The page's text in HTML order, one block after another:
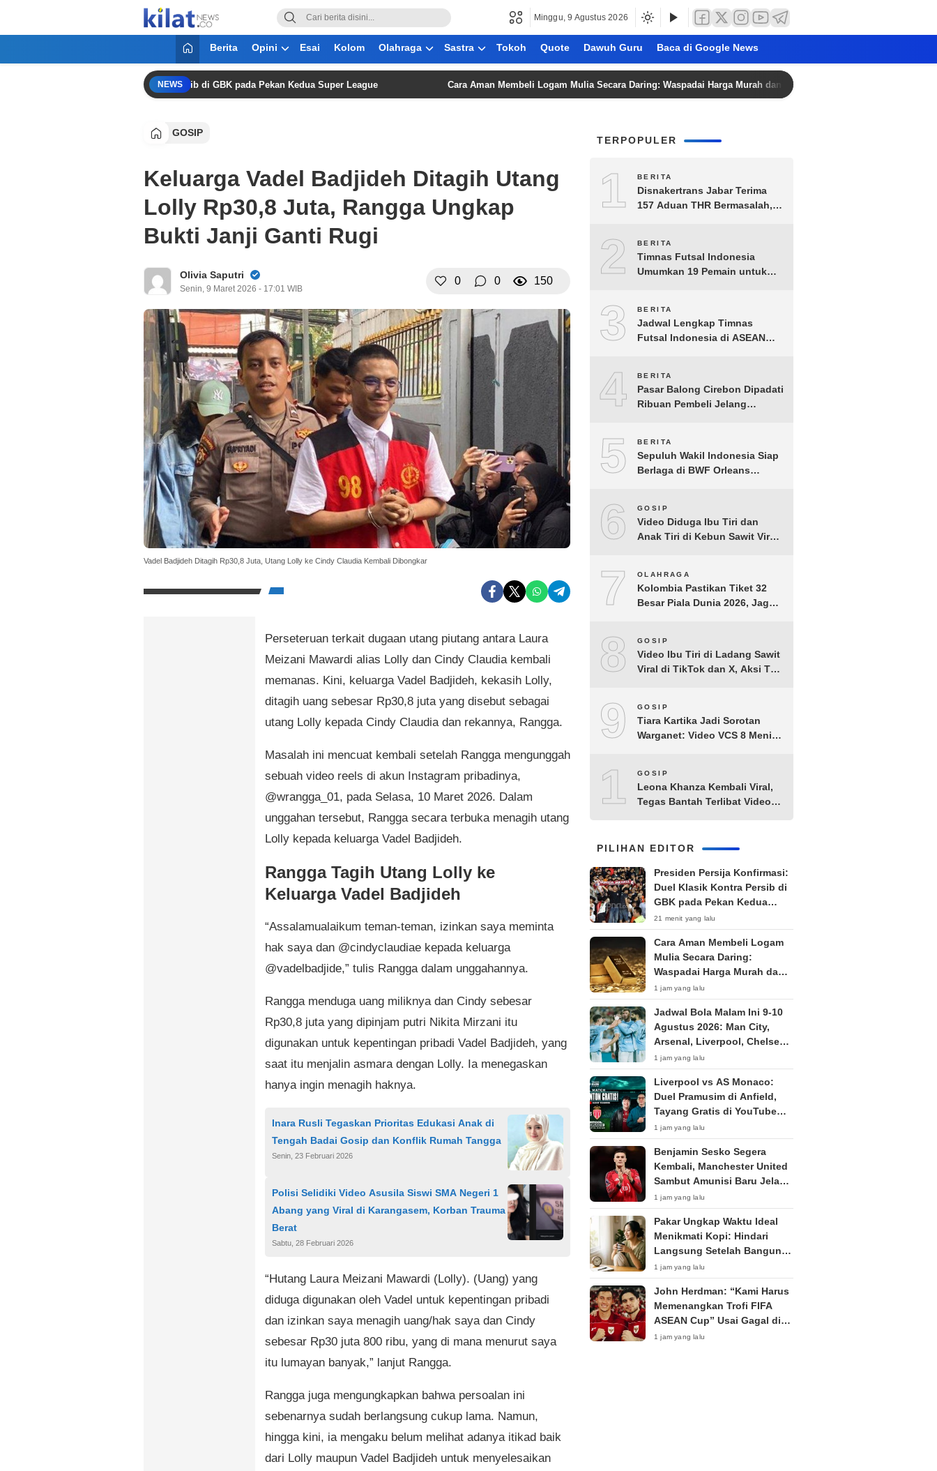
KilatNews.co
Mencerdaskan Anak Bangsa
Minggu, 9 Agustus 2026
Berita Opini Esai Kolom Olahraga Sastra Tokoh Quote Dawuh Guru Baca di Google News
NEWS
Duel Klasik Kontra Persib di GBK pada Pekan Kedua Super League Cara Aman Membeli Logam Mulia Secara Daring: Waspadai Harga Murah dan Penipuan
GOSIP
Keluarga Vadel Badjideh Ditagih Utang
Lolly Rp30,8 Juta, Rangga Ungkap
Bukti Janji Ganti Rugi
Olivia Saputri
Senin, 9 Maret 2026 - 17:01 WIB
0 0 150
Vadel Badjideh Ditagih Rp30,8 Juta, Utang Lolly ke Cindy Claudia Kembali Dibongkar
Perseteruan terkait dugaan utang piutang antara Laura
Meizani Mawardi alias Lolly dan Cindy Claudia kembali
memanas. Kini, keluarga Vadel Badjideh, kekasih Lolly,
ditagih uang sebesar Rp30,8 juta yang disebut sebagai
utang Lolly kepada Cindy Claudia dan rekannya, Rangga.
Masalah ini mencuat kembali setelah Rangga mengunggah
sebuah video reels di akun Instagram pribadinya,
@wrangga_01, pada Selasa, 10 Maret 2026. Dalam
unggahan tersebut, Rangga secara terbuka menagih utang
Lolly kepada keluarga Vadel Badjideh.
Rangga Tagih Utang Lolly ke
Keluarga Vadel Badjideh
“Assalamualaikum teman-teman, izinkan saya meminta
hak saya dan @cindyclaudiae kepada keluarga
@vadelbadjide,” tulis Rangga dalam unggahannya.
Rangga menduga uang miliknya dan Cindy sebesar
Rp30,8 juta yang dipinjam putri Nikita Mirzani itu
digunakan untuk kepentingan pribadi Vadel Badjideh, yang
saat itu menjalin asmara dengan Lolly. Ia menegaskan
hanya ingin menagih haknya.
Inara Rusli Tegaskan Prioritas Edukasi Anak di
Tengah Badai Gosip dan Konflik Rumah Tangga
Senin, 23 Februari 2026
Polisi Selidiki Video Asusila Siswi SMA Negeri 1
Abang yang Viral di Karangasem, Korban Trauma
Berat
Sabtu, 28 Februari 2026
“Hutang Laura Meizani Mawardi (Lolly). (Uang) yang
diduga digunakan oleh Vadel untuk kepentingan pribadi
dan izinkan saya menagih uang/hak saya dan Cindy
sebesar Rp30 juta 800 ribu, yang di mana menurut saya
itu lumayan banyak,” lanjut Rangga.
Rangga juga mengungkapkan bahwa persoalan ini
sebenarnya sudah berlangsung cukup lama. Namun,
hingga kini, ia mengaku belum melihat adanya itikad baik
dari Lolly maupun Vadel Badjideh untuk menyelesaikan
TERPOPULER
1 BERITA
Disnakertrans Jabar Terima
157 Aduan THR Bermasalah,
2 BERITA
Timnas Futsal Indonesia
Umumkan 19 Pemain untuk
3 BERITA
Jadwal Lengkap Timnas
Futsal Indonesia di ASEAN
4 BERITA
Pasar Balong Cirebon Dipadati
Ribuan Pembeli Jelang
5 BERITA
Sepuluh Wakil Indonesia Siap
Berlaga di BWF Orleans
6 GOSIP
Video Diduga Ibu Tiri dan
Anak Tiri di Kebun Sawit Viral,
7 OLAHRAGA
Kolombia Pastikan Tiket 32
Besar Piala Dunia 2026, Jaga
8 GOSIP
Video Ibu Tiri di Ladang Sawit
Viral di TikTok dan X, Aksi Tak
9 GOSIP
Tiara Kartika Jadi Sorotan
Warganet: Video VCS 8 Menit
10
GOSIP
Leona Khanza Kembali Viral,
Tegas Bantah Terlibat Video
PILIHAN EDITOR
Presiden Persija Konfirmasi:
Duel Klasik Kontra Persib di
GBK pada Pekan Kedua
Super League
21 menit yang lalu
Cara Aman Membeli Logam
Mulia Secara Daring:
Waspadai Harga Murah dan
Penipuan
1 jam yang lalu
Jadwal Bola Malam Ini 9-10
Agustus 2026: Man City,
Arsenal, Liverpool, Chelsea
Ramaikan Pramusim
1 jam yang lalu
Liverpool vs AS Monaco:
Duel Pramusim di Anfield,
Tayang Gratis di YouTube
Hanif Thamrin Minggu Malam
1 jam yang lalu
Benjamin Sesko Segera
Kembali, Manchester United
Sambut Amunisi Baru Jelang
Premier League 2026/2027
1 jam yang lalu
Pakar Ungkap Waktu Ideal
Menikmati Kopi: Hindari
Langsung Setelah Bangun
Tidur untuk Efek Optimal
1 jam yang lalu
John Herdman: “Kami Harus
Memenangkan Trofi FIFA
ASEAN Cup” Usai Gagal di
Piala AFF 2026
1 jam yang lalu